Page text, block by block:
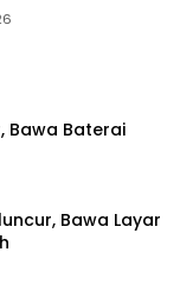
Bawa Baterai
Bawa Layar